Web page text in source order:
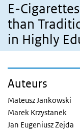
E-
than
in Highly
Auteurs
Mateusz Jankowski
Marek Krzystanek
Jan Eugeniusz Zejda